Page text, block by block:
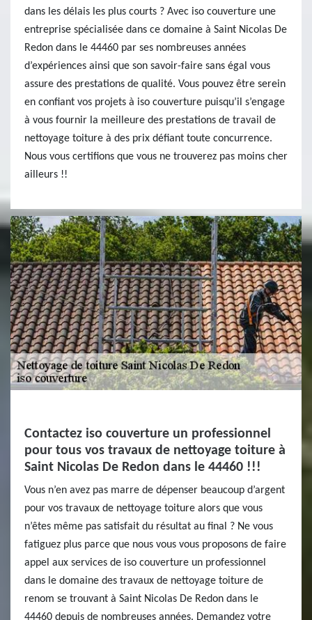
dans les délais les plus courts ? Avec iso couverture une
entreprise spécialisée dans ce domaine à Saint Nicolas De
Redon dans le 44460 par ses nombreuses années
d’expériences ainsi que son savoir-faire sans égal vous
assure des prestations de qualité. Vous pouvez être serein
en confiant vos projets à iso couverture puisqu’il s’engage
à vous fournir la meilleure des prestations de travail de
nettoyage toiture à des prix défiant toute concurrence.
Nous vous certifions que vous ne trouverez pas moins cher
ailleurs !!
Contactez iso couverture un professionnel
pour tous vos travaux de nettoyage toiture à
Saint Nicolas De Redon dans le 44460 !!!
Vous n’en avez pas marre de dépenser beaucoup d’argent
pour vos travaux de nettoyage toiture alors que vous
n’êtes même pas satisfait du résultat au final ? Ne vous
fatiguez plus parce que nous vous vous proposons de faire
appel aux services de iso couverture un professionnel
dans le domaine des travaux de nettoyage toiture de
renom se trouvant à Saint Nicolas De Redon dans le
44460 depuis de nombreuses années. Demandez votre